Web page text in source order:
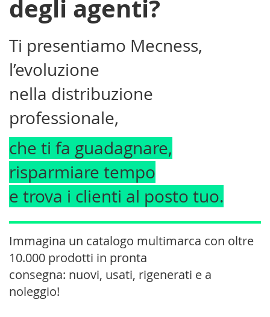
degli agenti?
Ti presentiamo Mecness,
l’evoluzione
nella distribuzione
professionale,
che ti fa guadagnare,
risparmiare tempo
e trova i clienti al posto tuo.
Immagina un catalogo multimarca con oltre
10.000 prodotti in pronta
consegna: nuovi, usati, rigenerati e a
noleggio!